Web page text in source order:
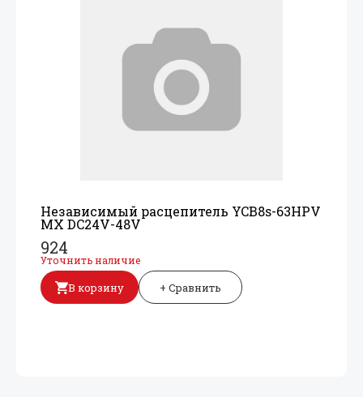
Независимый расцепитель YCB8s-63HPV
MX DC24V-48V
924
Уточнить наличие
В корзину + Сравнить